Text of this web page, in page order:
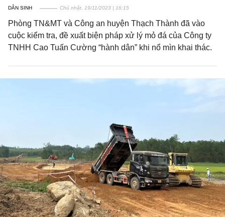
DÂN SINH Chủ nhật, 19/11/2023 | 16:15
Phòng TN&MT và Công an huyện Thạch Thành đã vào
cuộc kiểm tra, đề xuất biện pháp xử lý mỏ đá của Công ty
TNHH Cao Tuấn Cường “hành dân” khi nổ mìn khai thác.